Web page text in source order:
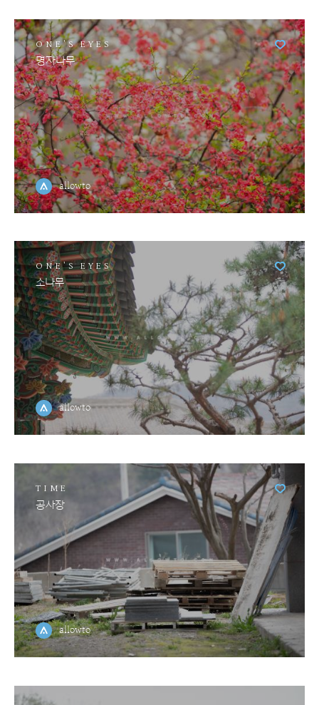
ONE'S EYES
명자나무
allowto
ONE'S EYES
소나무
allowto
TIME
공사장
allowto